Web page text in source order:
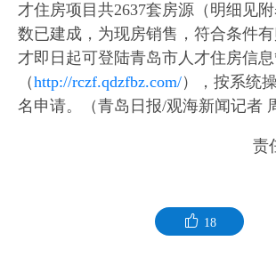
才住房项目共2637套房源（明细见
数已建成，为现房销售，符合条件
才即日起可登陆青岛市人才住房信
（http://rczf.qdzfbz.com/），按系统
名申请。（青岛日报/观海新闻记者
责
18